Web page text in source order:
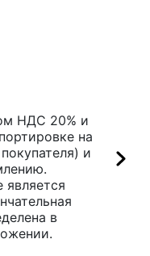
НДС 20% и
на
и
в